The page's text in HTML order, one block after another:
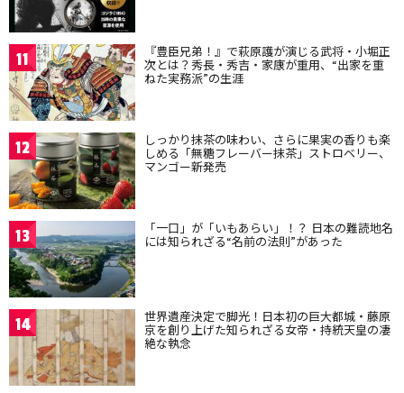
11 『豊臣兄弟！』で萩原護が演じる武将・小堀正
次とは？秀長・秀吉・家康が重用、“出家を重
ねた実務派”の生涯
12 しっかり抹茶の味わい、さらに果実の香りも楽
しめる「無糖フレーバー抹茶」ストロベリー、
マンゴー新発売
13 「一口」が「いもあらい」！？ 日本の難読地名
には知られざる“名前の法則”があった
14 世界遺産決定で脚光！日本初の巨大都城・藤原
京を創り上げた知られざる女帝・持統天皇の凄
絶な執念